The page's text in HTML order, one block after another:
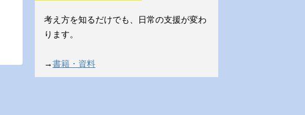
考え方を知るだけでも、日常の支援が変わ
ります。
→書籍・資料